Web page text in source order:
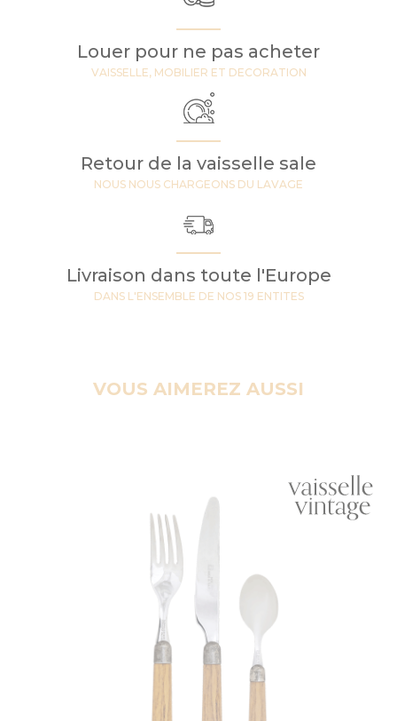
Louer pour ne pas acheter
VAISSELLE, MOBILIER ET DECORATION
Retour de la vaisselle sale
NOUS NOUS CHARGEONS DU LAVAGE
Livraison dans toute l'Europe
DANS L'ENSEMBLE DE NOS 19 ENTITES
VOUS AIMEREZ AUSSI